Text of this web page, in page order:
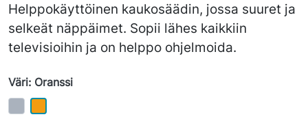
Helppokäyttöinen kaukosäädin, jossa suuret ja
selkeät näppäimet. Sopii lähes kaikkiin
televisioihin ja on helppo ohjelmoida.
Väri: Oranssi